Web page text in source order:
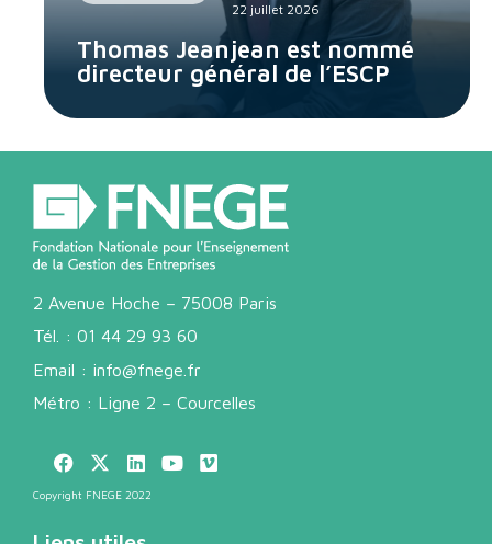
22 juillet 2026
Thomas Jeanjean est nommé
directeur général de l’ESCP
2 Avenue Hoche – 75008 Paris
Tél. : 01 44 29 93 60
Email : info@fnege.fr
Métro : Ligne 2 – Courcelles
Copyright FNEGE 2022